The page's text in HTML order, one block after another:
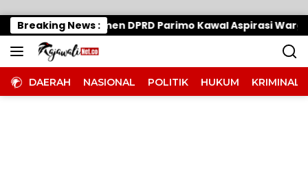
Breaking News :
Komitmen DPRD Parimo Kawal Aspirasi Warga
DAERAH NASIONAL POLITIK HUKUM KRIMINAL